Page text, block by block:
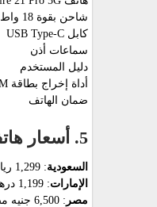
شاحن بقوة 18 واط
كابل USB Type-C
سماعات أذن
دليل المستخدم
أداة إخراج بطاقة SIM
ضمان الهاتف
5. أسعار هاتف HTC Desire 21 Pro 5G في 12 دولة عربية
السعودية: 1,299 ريال سعودي
الإمارات: 1,199 درهم إماراتي
مصر : 6,500 جنيه مصري